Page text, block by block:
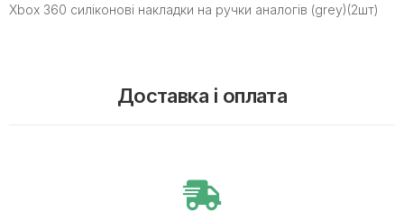
Xbox 360 силіконові накладки на ручки аналогів (grey)(2шт)
Доставка і оплата